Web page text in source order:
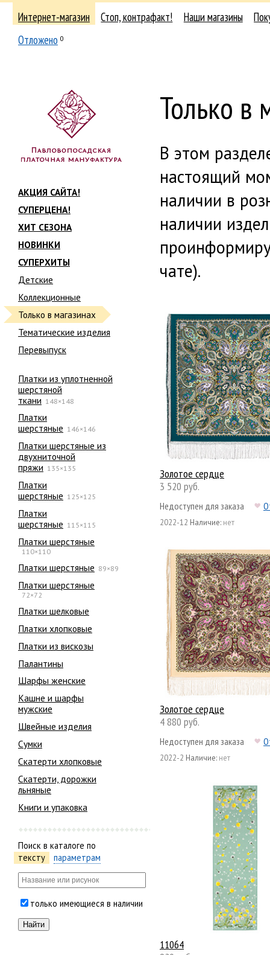
Интернет-магазин Стоп, контрафакт! Наши магазины
Отложено 0
АКЦИЯ САЙТА!
СУПЕРЦЕНА!
ХИТ СЕЗОНА
НОВИНКИ
СУПЕРХИТЫ
Детские
Коллекционные
Только в магазинах
Тематические изделия
Перевыпуск
Платки из уплотненной
шерстяной
ткани 148×148
Платки
шерстяные 146×146
Платки шерстяные из
двухниточной
пряжи 135×135
Платки
шерстяные 125×125
Платки
шерстяные 115×115
Платки шерстяные
110×110
Платки шерстяные 89×89
Платки шерстяные
72×72
Платки шелковые
Платки хлопковые
Платки из вискозы
Палантины
Шарфы женские
Кашне и шарфы
мужские
Швейные изделия
Сумки
Скатерти хлопковые
Скатерти, дорожки
льняные
Книги и упаковка
Поиск в каталоге по
тексту
параметрам
только имеющиеся в наличии
Только в
В этом
настоящий
наличии в
наличии
чате).
Золотое сердце
3 520 руб.
Недоступен для заказа
2022-12 Наличие: нет
Золотое сердце
4 880 руб.
Недоступен для заказа
2022-2 Наличие: нет
11064